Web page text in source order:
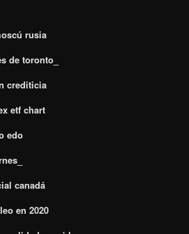
rusia
de toronto_
crediticia
etf chart
edo
canadá
en 2020